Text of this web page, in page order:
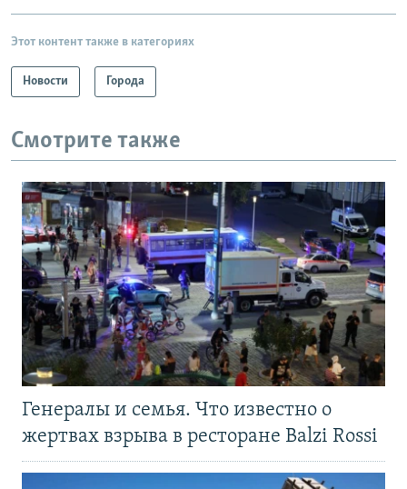
Этот контент также в категориях
Новости Города
Смотрите также
Генералы и семья. Что известно о
жертвах взрыва в ресторане Balzi Rossi